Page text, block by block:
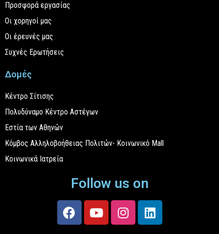
Προσφορά εργασίας
Οι χορηγοί μας
Οι έρευνές μας
Συχνές Ερωτήσεις
Δομές
Κέντρο Σίτισης
Πολυδύναμο Κέντρο Αστέγων
Εστία των Αθηνών
Κόμβος Αλληλοβοήθειας Πολιτών- Κοινωνικό Mall
Κοινωνικά Ιατρεία
Follow us on